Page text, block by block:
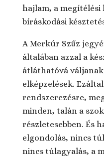
hajlam, a megítélési
bíráskodási
A Merkúr Szűz
általában azzal a
átláthatóvá
elképzelések.
rendszerezésre,
minden, talán a
részletesebben. És
elgondolás, nincs
nincs túlagyalás, a